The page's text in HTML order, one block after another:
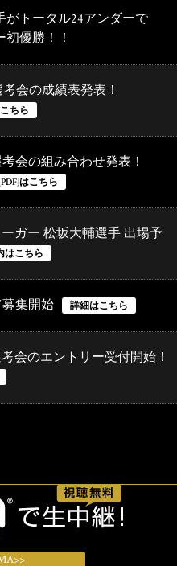
がトータル24アンダーで
優勝！！
会の成績表発表！
会の組み合わせ発表！
ガー 松坂大輔選手 出場予
集開始
会のエントリー受付開始！